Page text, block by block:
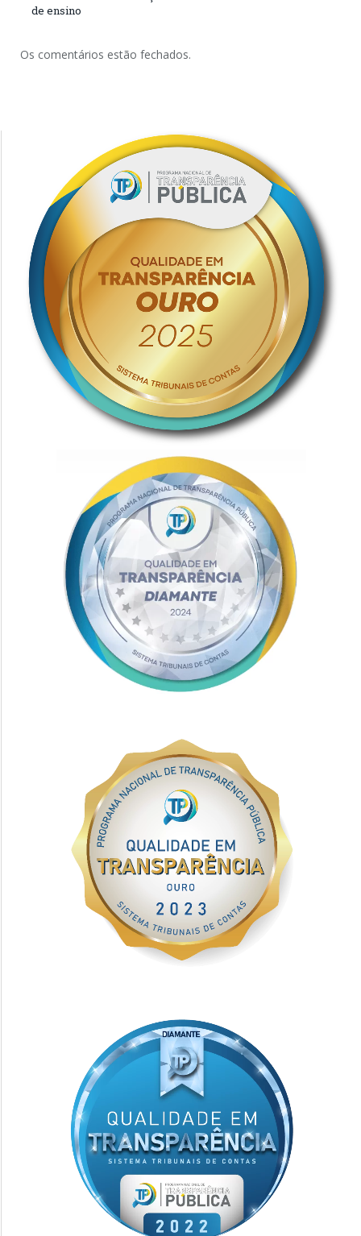
de ensino
Os comentários estão fechados.